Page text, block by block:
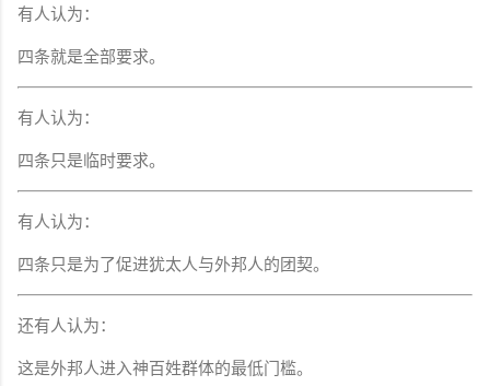
有人认为：
四条就是全部要求。
有人认为：
四条只是临时要求。
有人认为：
四条只是为了促进犹太人与外邦人的团契。
还有人认为：
这是外邦人进入神百姓群体的最低门槛。